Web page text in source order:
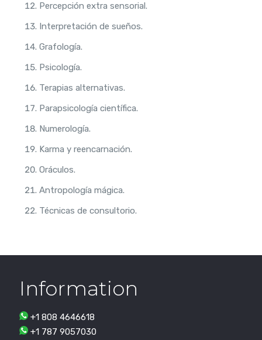
Percepción extra sensorial.
Interpretación de sueños.
Grafología.
Psicología.
Terapias alternativas.
Parapsicología científica.
Numerología.
Karma y reencarnación.
Oráculos.
Antropología mágica.
Técnicas de consultorio.
Information
+1 808 4646618
+1 787 9057030